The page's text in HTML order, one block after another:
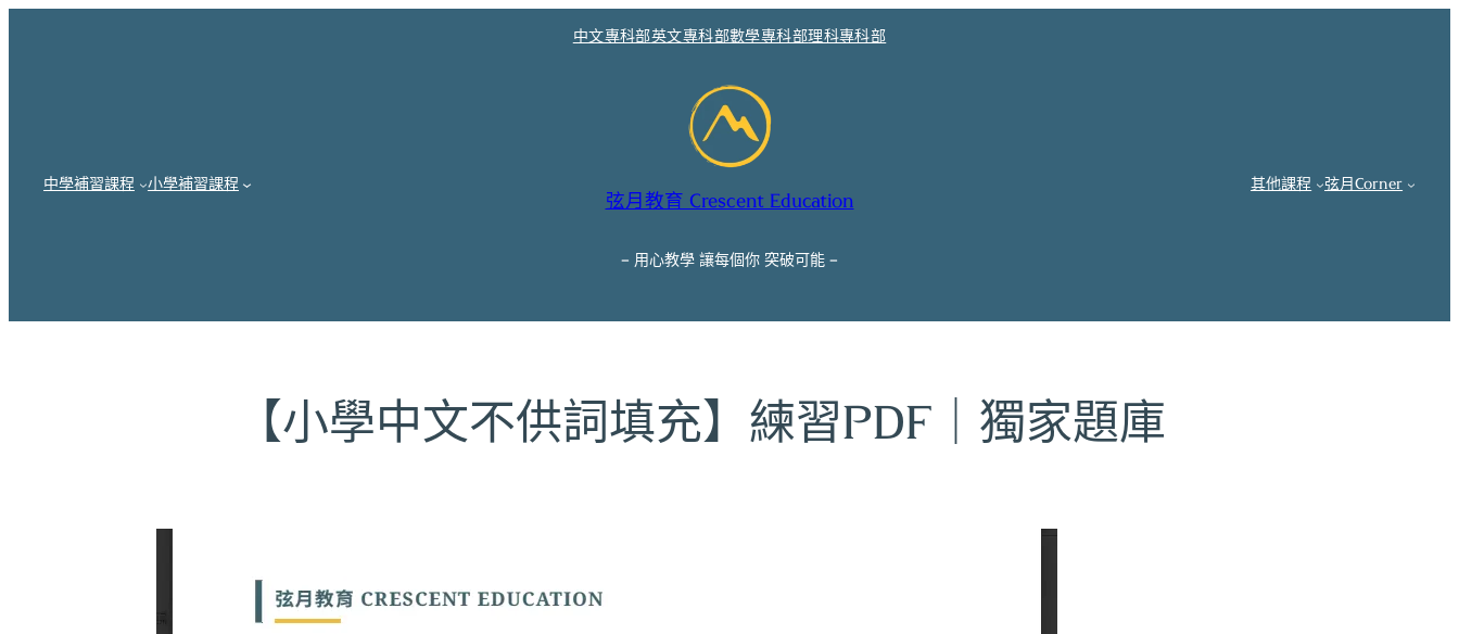
中文專科部英文專科部數學專科部理科專科部
中學補習課程 小學補習課程
弦月教育 Crescent Education
– 用心教學 讓每個你 突破可能 –
其他課程 弦月Corner
【小學中文不供詞填充】練習PDF｜獨家題庫